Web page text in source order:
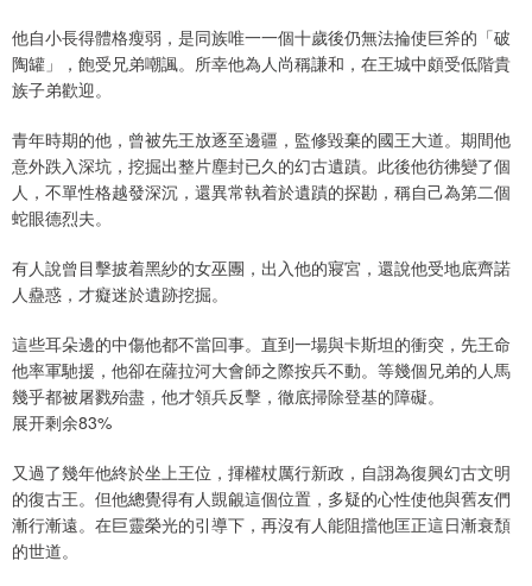
他自小長得體格瘦弱，是同族唯一一個十歲後仍無法掄使巨斧的「破
陶罐」，飽受兄弟嘲諷。所幸他為人尚稱謙和，在王城中頗受低階貴
族子弟歡迎。
青年時期的他，曾被先王放逐至邊疆，監修毀棄的國王大道。期間他
意外跌入深坑，挖掘出整片塵封已久的幻古遺蹟。此後他彷彿變了個
人，不單性格越發深沉，還異常執着於遺蹟的探勘，稱自己為第二個
蛇眼德烈夫。
有人說曾目擊披着黑紗的女巫團，出入他的寢宮，還說他受地底齊諾
人蠱惑，才癡迷於遺跡挖掘。
這些耳朵邊的中傷他都不當回事。直到一場與卡斯坦的衝突，先王命
他率軍馳援，他卻在薩拉河大會師之際按兵不動。等幾個兄弟的人馬
幾乎都被屠戮殆盡，他才領兵反擊，徹底掃除登基的障礙。
展开剩余83%
又過了幾年他終於坐上王位，揮權杖厲行新政，自詡為復興幻古文明
的復古王。但他總覺得有人覬覦這個位置，多疑的心性使他與舊友們
漸行漸遠。在巨靈榮光的引導下，再沒有人能阻擋他匡正這日漸衰頹
的世道。